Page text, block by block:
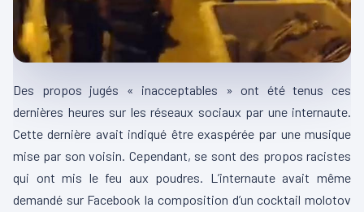
Des propos jugés « inacceptables » ont été tenus ces
dernières heures sur les réseaux sociaux par une internaute.
Cette dernière avait indiqué être exaspérée par une musique
mise par son voisin. Cependant, se sont des propos racistes
qui ont mis le feu aux poudres. L’internaute avait même
demandé sur Facebook la composition d’un cocktail molotov